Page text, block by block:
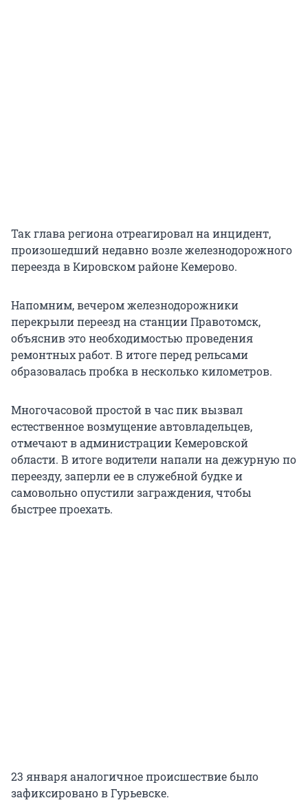
Так глава региона отреагировал на инцидент,
произошедший недавно возле железнодорожного
переезда в Кировском районе Кемерово.
Напомним, вечером железнодорожники
перекрыли переезд на станции Правотомск,
объяснив это необходимостью проведения
ремонтных работ. В итоге перед рельсами
образовалась пробка в несколько километров.
Многочасовой простой в час пик вызвал
естественное возмущение автовладельцев,
отмечают в администрации Кемеровской
области. В итоге водители напали на дежурную по
переезду, заперли ее в служебной будке и
самовольно опустили заграждения, чтобы
быстрее проехать.
23 января аналогичное происшествие было
зафиксировано в Гурьевске.